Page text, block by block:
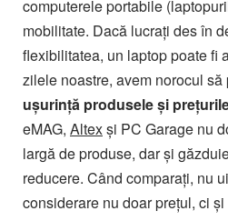
computerele portabile
mobilitate. Dacă lucrați des în
flexibilitatea, un laptop poate fi
zilele noastre, avem norocul să
ușurință produsele și
eMAG, Altexși PC Garage nu
largă de produse, dar și
reducere. Când comparați, nu
considerare nu doar prețul, ci